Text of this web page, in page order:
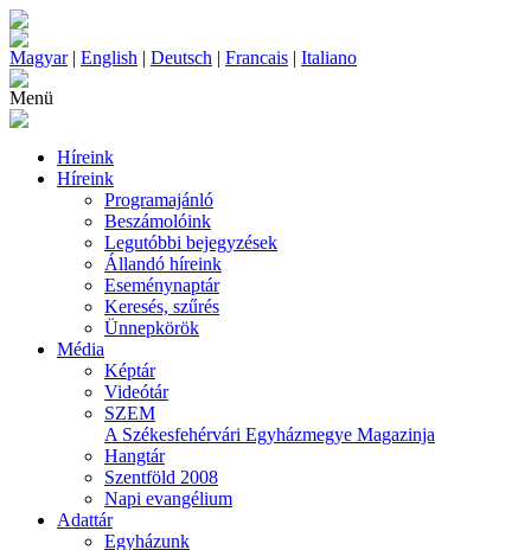
Magyar| English | Deutsch | Francais | Italiano
Menü
Híreink
Híreink
Programajánló
Beszámolóink
Legutóbbi bejegyzések
Állandó híreink
Eseménynaptár
Keresés, szűrés
Ünnepkörök
Média
Képtár
Videótár
SZEM
A Székesfehérvári Egyházmegye Magazinja
Hangtár
Szentföld 2008
Napi evangélium
Adattár
Egyházunk